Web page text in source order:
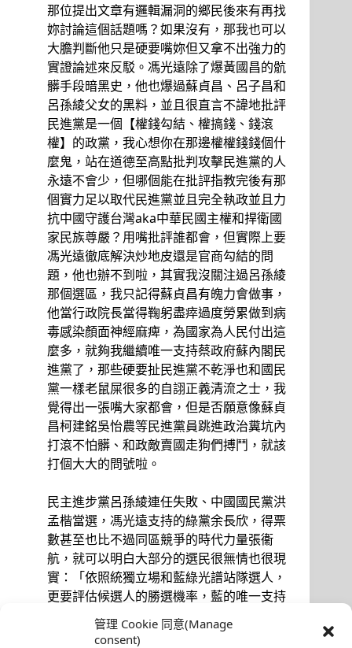
管理 Cookie 同意(Manage
consent)
那位提出文章有邏輯漏洞的鄉民後來有再找
妳討論這個話題嗎？如果沒有，那我也可以
大膽判斷他只是硬要嘴妳但又拿不出強力的
實證論述來反駁。馮光遠除了爆黃國昌的骯
髒手段暗黑史，他也爆過蘇貞昌、呂子昌和
呂孫綾父女的黑料，並且很直言不諱地批評
民進黨是一個【權錢勾結、權搞錢、錢滾
權】的政黨，我心想你在那邊權權錢錢個什
麼鬼，站在道德至高點批判攻擊民進黨的人
永遠不會少，但哪個能在批評指教完後有那
個實力足以取代民進黨並且完全執政並且力
抗中國守護台灣aka中華民國主權和捍衛國
家民族尊嚴？用嘴批評誰都會，但實際上要
馮光遠徹底解決炒地皮還是官商勾結的問
題，他也辦不到啦，其實我沒關注過呂孫綾
那個選區，我只記得蘇貞昌有魄力會做事，
他當行政院長當得鞠躬盡瘁過度勞累做到病
毒感染顏面神經麻痺，為國家為人民付出這
麼多，就夠我繼續唯一支持蔡政府蘇內閣民
進黨了，那些硬要扯民進黨不乾淨也和國民
黨一樣老鼠屎很多的自詡正義清流之士，我
覺得出一張嘴大家都會，但是否願意像蘇貞
昌柯建銘吳怡農等民進黨員跳進政治糞坑內
打滾不怕髒、和政敵賣國走狗們搏鬥，就該
打個大大的問號啦。
民主進步黨呂孫綾連任失敗、中國國民黨洪
孟楷當選，馮光遠支持的綠黨余長欣，得票
數甚至也比不過同區競爭的時代力量張衞
航，就可以明白大部分的選民很無情也很現
實：「依照統獨立場和藍綠光譜站隊選人，
更要評估候選人的勝選機率，藍的唯一支持
國民黨、綠的唯一支持民進黨，為了選贏我
要蓋給xxx…」KMT和DPP短期內都不可能滅